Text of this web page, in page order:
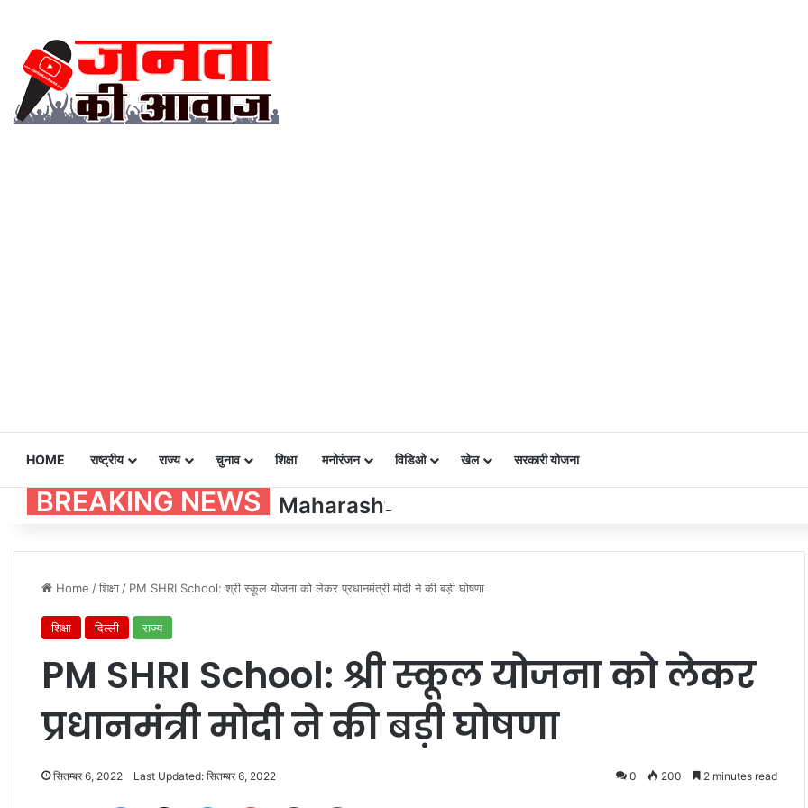
HOME राष्ट्रीय राज्य चुनाव शिक्षा मनोरंजन विडिओ खेल सरकारी योजना
BREAKING NEWS Maharashtra Politics:ओएसडी और पीए की नियुक्ति को लेकर
Home /शिक्षा / PM SHRI School: श्री स्कूल योजना को लेकर प्रधानमंत्री मोदी ने की बड़ी घोषणा
शिक्षा दिल्ली राज्य
PM SHRI School: श्री स्कूल योजना को लेकर
प्रधानमंत्री मोदी ने की बड़ी घोषणा
सितम्बर 6, 2022 Last Updated: सितम्बर 6, 2022 0 200 2 minutes read